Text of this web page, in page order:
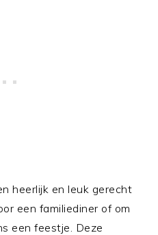
heerlijk en leuk gerecht
een familiediner of om
een feestje. Deze